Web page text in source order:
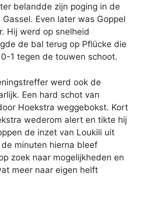
belandde zijn poging in de
Even later was Goppel
Hij werd op snelheid
de bal terug op Pflücke die
1 tegen de touwen schoot.
werd ook de
Een hard schot van
Hoekstra weggebokst. Kort
wederom alert en tikte hij
de inzet van Loukili uit
minuten hierna bleef
zoek naar mogelijkheden en
meer naar eigen helft